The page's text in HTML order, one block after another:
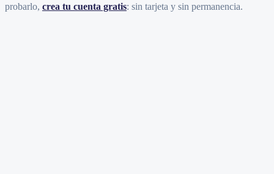
probarlo, crea tu cuenta gratis: sin tarjeta y sin permanencia.